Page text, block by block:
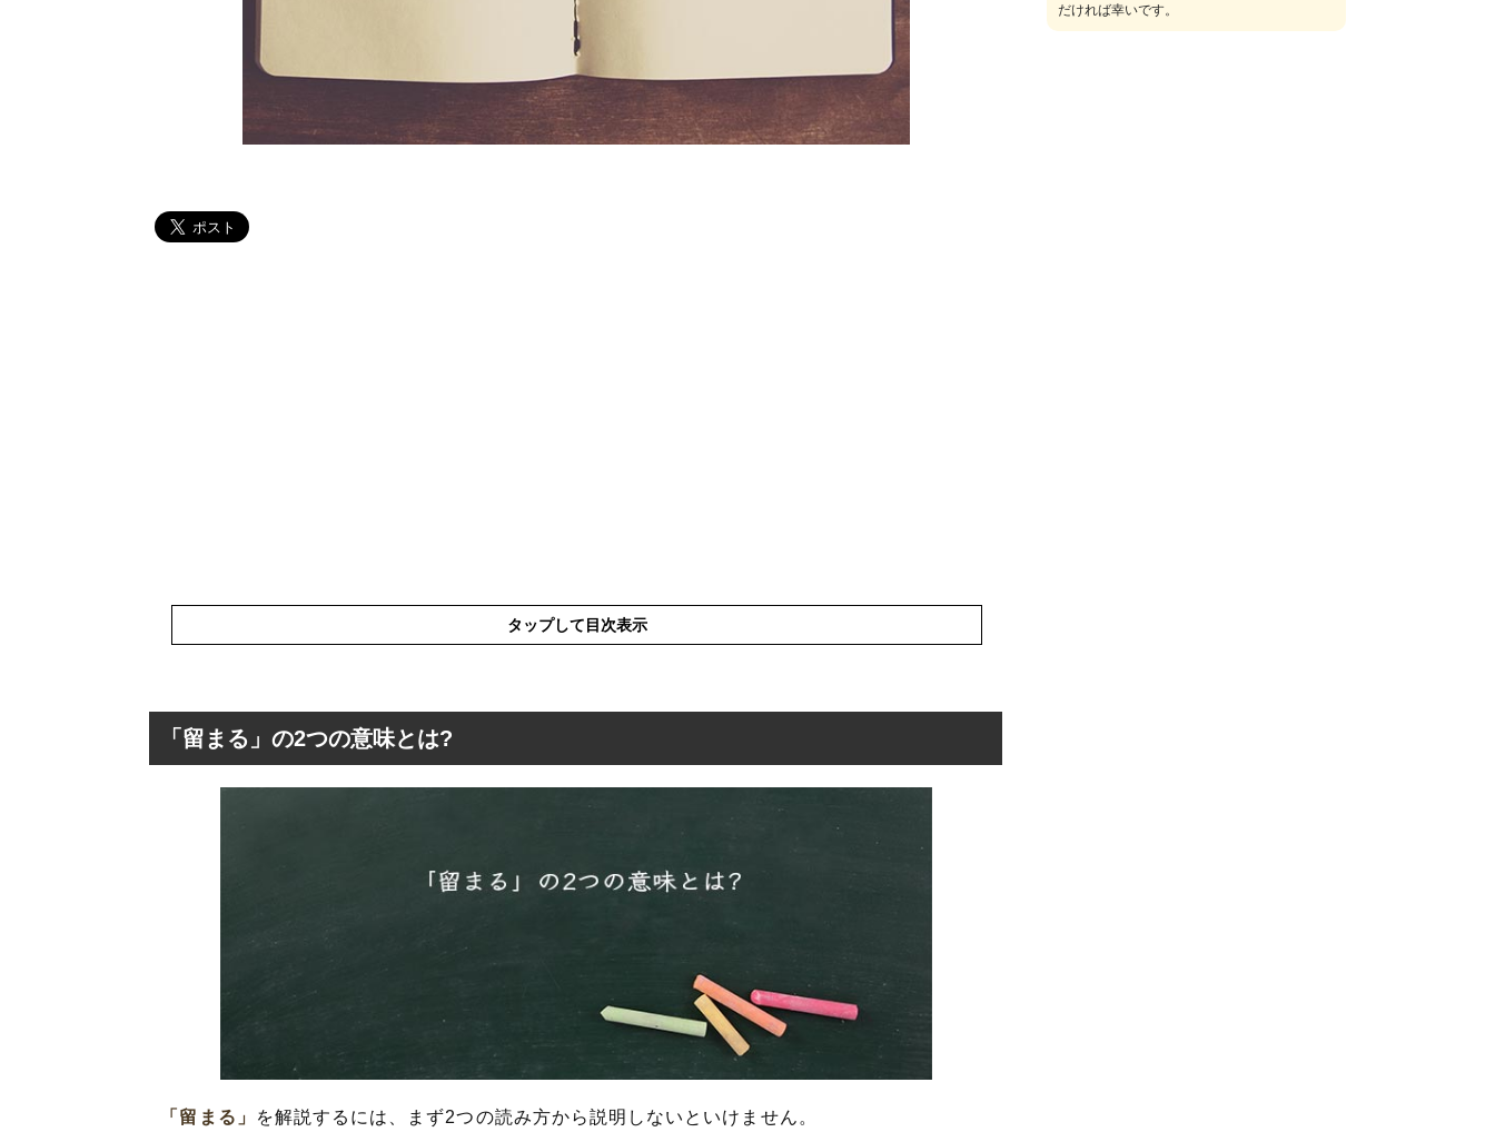
タップして目次表示
「留まる」の表現の使い方
「留まる」の類語や類義語
「留まる」の2つの意味とは?
「留まる」 を解説するには、まず2つの読み方から説明しないといけません。
だければ幸いです。